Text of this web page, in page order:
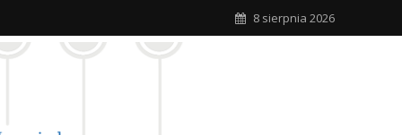
8 sierpnia 2026